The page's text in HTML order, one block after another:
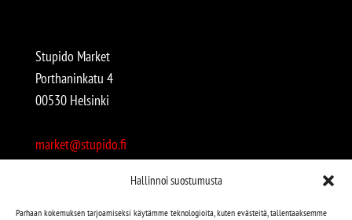
Hallinnoi suostumusta
Parhaan kokemuksen tarjoamiseksi käytämme teknologioita, kuten evästeitä, tallentaaksemme
Stupido Market
Porthaninkatu 4
00530 Helsinki
market@stupido.fi
Avoinna: